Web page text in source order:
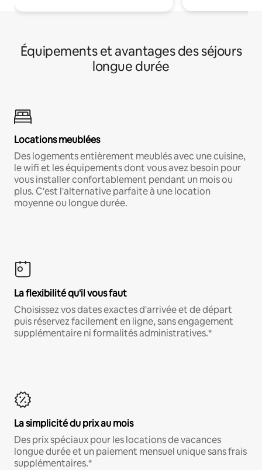
Équipements et avantages des séjours
longue durée
Locations meublées
Des logements entièrement meublés avec une cuisine,
le wifi et les équipements dont vous avez besoin pour
vous installer confortablement pendant un mois ou
plus. C'est l'alternative parfaite à une location
moyenne ou longue durée.
La flexibilité qu'il vous faut
Choisissez vos dates exactes d'arrivée et de départ
puis réservez facilement en ligne, sans engagement
supplémentaire ni formalités administratives.*
La simplicité du prix au mois
Des prix spéciaux pour les locations de vacances
longue durée et un paiement mensuel unique sans frais
supplémentaires.*